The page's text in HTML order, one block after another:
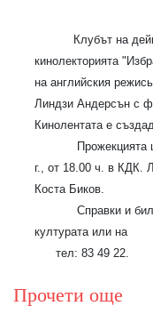
Клубът на
кинолекторията
на английския
Линдзи Андерсън с
Кинолентата е
Прожекцията
г., от 18.00 ч. в КДК.
Коста Биков.
Справки и
културата или на
тел: 83 49 22.
Прочети още